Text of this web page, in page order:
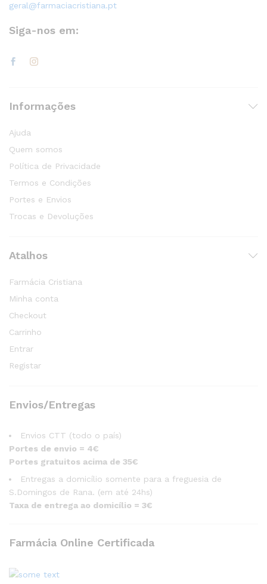
geral@farmaciacristiana.pt
Siga-nos em:
Informações
Ajuda
Quem somos
Política de Privacidade
Termos e Condições
Portes e Envios
Trocas e Devoluções
Atalhos
Farmácia Cristiana
Minha conta
Checkout
Carrinho
Entrar
Registar
Envios/Entregas
Envios CTT (todo o país)
Portes de envio = 4€
Portes gratuitos acima de 35€
Entregas a domicílio somente para a freguesia de
S.Domingos de Rana. (em até 24hs)
Taxa de entrega ao domicílio = 3€
Farmácia Online Certificada